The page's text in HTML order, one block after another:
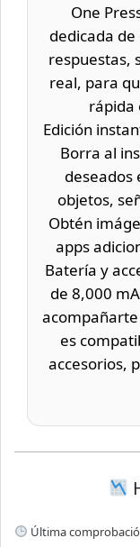
One
dedicada
respuestas,
real, para
rápida
Edición
Borra al
deseados
objetos,
Obtén
apps
Batería y
de 8,000
acompañarte
es
accesorios,
Última